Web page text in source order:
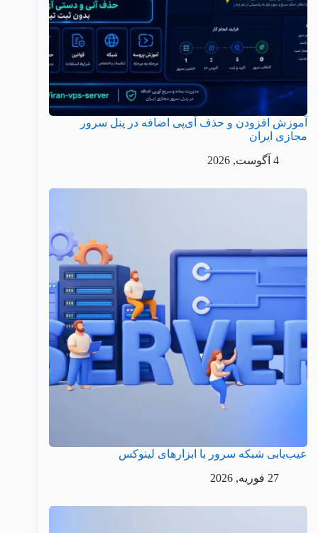
آموزش افزودن و حذف آی‌پی اضافه در پنل سرور
مجازی ایران
4 آگوست, 2026
عیب‌یابی شبکه سرور با ابزارهای لینوکس
27 فوریه, 2026